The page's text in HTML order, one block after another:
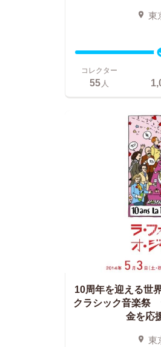
東
コレクター
55人
10周年を迎える世
クラシック音楽祭
金を応
東